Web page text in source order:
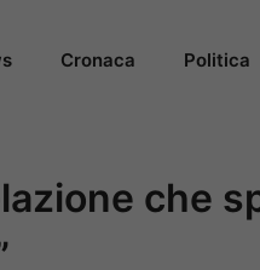
Cronaca Politica
che